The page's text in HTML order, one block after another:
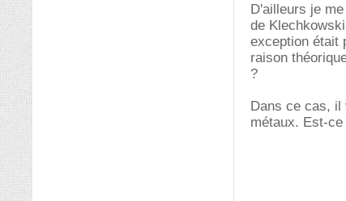
D'ailleurs je
de
exception était
raison
?
Dans ce cas, il
métaux. Est-